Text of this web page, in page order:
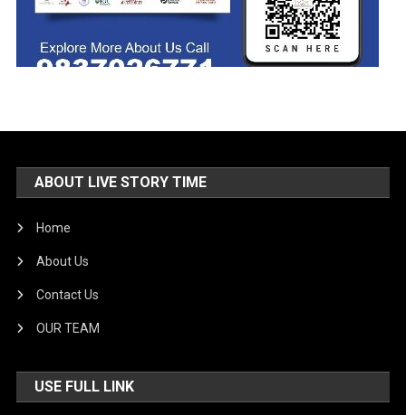
ABOUT LIVE STORY TIME
Home
About Us
Contact Us
OUR TEAM
USE FULL LINK